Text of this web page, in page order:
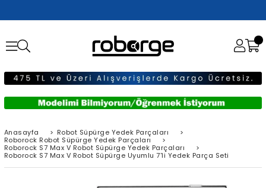
Anasayfa > Robot Süpürge Yedek Parçaları
>
Roborock Robot Süpürge Yedek Parçaları
>
Roborock S7 Max V Robot Süpürge Yedek Parçaları
>
Roborock S7 Max V Robot Süpürge Uyumlu 7'li Yedek Parça Seti